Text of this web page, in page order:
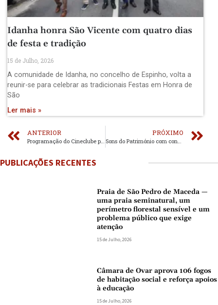
Idanha honra São Vicente com quatro dias
de festa e tradição
15 de Julho, 2026
A comunidade de Idanha, no concelho de Espinho, volta a
reunir-se para celebrar as tradicionais Festas em Honra de
São
Ler mais »
ANTERIOR PRÓXIMO
PUBLICAÇÕES RECENTES
Praia de São Pedro de Maceda —
uma praia seminatural, um
perímetro florestal sensível e um
problema público que exige
atenção
15 de Julho, 2026
Câmara de Ovar aprova 106 fogos
de habitação social e reforça apoios
à educação
15 de Julho, 2026